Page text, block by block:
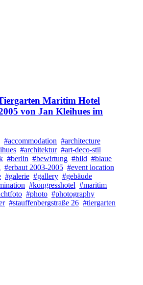
Maritim Hotel
von Jan Kleihues im
#accommodation #architecture
#architektur #art-deco-stil
#berlin #bewirtung #bild #blaue
#erbaut 2003-2005 #event location
#galerie #gallery #gebäude
#kongresshotel #maritim
#photo #photography
#stauffenbergstraße 26 #tiergarten